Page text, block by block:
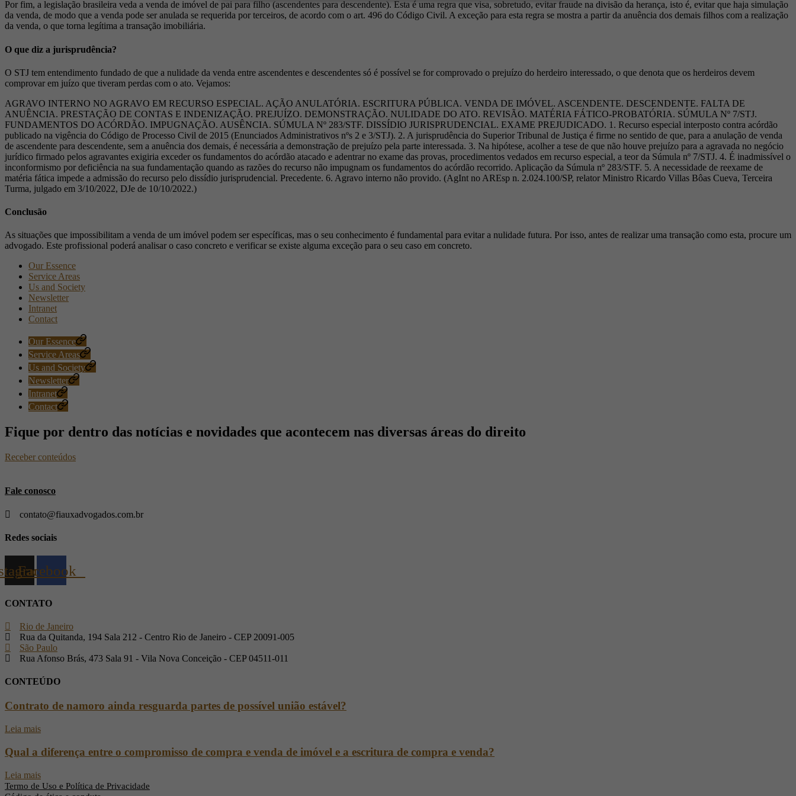
Por fim, a legislação brasileira veda a venda de imóvel de pai para filho (ascendentes para descendente). Esta é uma regra que visa, sobretudo, evitar fraude na divisão da herança, isto é, evitar que haja simulação
da venda, de modo que a venda pode ser anulada se requerida por terceiros, de acordo com o art. 496 do Código Civil. A exceção para esta regra se mostra a partir da anuência dos demais filhos com a realização
da venda, o que torna legítima a transação imobiliária.
O que diz a jurisprudência?
O STJ tem entendimento fundado de que a nulidade da venda entre ascendentes e descendentes só é possível se for comprovado o prejuízo do herdeiro interessado, o que denota que os herdeiros devem
comprovar em juízo que tiveram perdas com o ato. Vejamos:
AGRAVO INTERNO NO AGRAVO EM RECURSO ESPECIAL. AÇÃO ANULATÓRIA. ESCRITURA PÚBLICA. VENDA DE IMÓVEL. ASCENDENTE. DESCENDENTE. FALTA DE
ANUÊNCIA. PRESTAÇÃO DE CONTAS E INDENIZAÇÃO. PREJUÍZO. DEMONSTRAÇÃO. NULIDADE DO ATO. REVISÃO. MATÉRIA FÁTICO-PROBATÓRIA. SÚMULA Nº 7/STJ.
FUNDAMENTOS DO ACÓRDÃO. IMPUGNAÇÃO. AUSÊNCIA. SÚMULA Nº 283/STF. DISSÍDIO JURISPRUDENCIAL. EXAME PREJUDICADO. 1. Recurso especial interposto contra acórdão
publicado na vigência do Código de Processo Civil de 2015 (Enunciados Administrativos nºs 2 e 3/STJ). 2. A jurisprudência do Superior Tribunal de Justiça é firme no sentido de que, para a anulação de venda
de ascendente para descendente, sem a anuência dos demais, é necessária a demonstração de prejuízo pela parte interessada. 3. Na hipótese, acolher a tese de que não houve prejuízo para a agravada no negócio
jurídico firmado pelos agravantes exigiria exceder os fundamentos do acórdão atacado e adentrar no exame das provas, procedimentos vedados em recurso especial, a teor da Súmula nº 7/STJ. 4. É inadmissível o
inconformismo por deficiência na sua fundamentação quando as razões do recurso não impugnam os fundamentos do acórdão recorrido. Aplicação da Súmula nº 283/STF. 5. A necessidade de reexame de
matéria fática impede a admissão do recurso pelo dissídio jurisprudencial. Precedente. 6. Agravo interno não provido. (AgInt no AREsp n. 2.024.100/SP, relator Ministro Ricardo Villas Bôas Cueva, Terceira
Turma, julgado em 3/10/2022, DJe de 10/10/2022.)
Conclusão
As situações que impossibilitam a venda de um imóvel podem ser específicas, mas o seu conhecimento é fundamental para evitar a nulidade futura. Por isso, antes de realizar uma transação como esta, procure um
advogado. Este profissional poderá analisar o caso concreto e verificar se existe alguma exceção para o seu caso em concreto.
Our Essence
Service Areas
Us and Society
Newsletter
Intranet
Contact
Our Essence
Service Areas
Us and Society
Newsletter
Intranet
Contact
Fique por dentro das notícias e novidades que acontecem nas diversas áreas do direito
Receber conteúdos
Fale conosco
contato@fiauxadvogados.com.br
Redes sociais
Facebook
CONTATO
Rio de Janeiro
Rua da Quitanda, 194 Sala 212 - Centro Rio de Janeiro - CEP 20091-005
São Paulo
Rua Afonso Brás, 473 Sala 91 - Vila Nova Conceição - CEP 04511-011
CONTEÚDO
Contrato de namoro ainda resguarda partes de possível união estável?
Leia mais
Qual a diferença entre o compromisso de compra e venda de imóvel e a escritura de compra e venda?
Leia mais
Termo de Uso e Política de Privacidade